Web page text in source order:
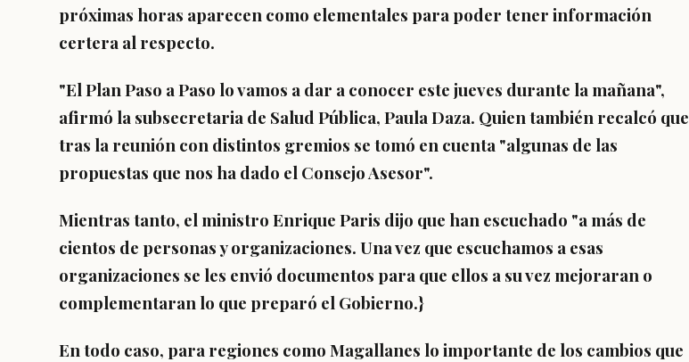
próximas horas aparecen como elementales para poder tener información
certera al respecto.
"El Plan Paso a Paso lo vamos a dar a conocer este jueves durante la mañana",
afirmó la subsecretaria de Salud Pública, Paula Daza. Quien también recalcó que
tras la reunión con distintos gremios se tomó en cuenta "algunas de las
propuestas que nos ha dado el Consejo Asesor".
Mientras tanto, el ministro Enrique Paris dijo que han escuchado "a más de
cientos de personas y organizaciones. Una vez que escuchamos a esas
organizaciones se les envió documentos para que ellos a su vez mejoraran o
complementaran lo que preparó el Gobierno.}
En todo caso, para regiones como Magallanes lo importante de los cambios que